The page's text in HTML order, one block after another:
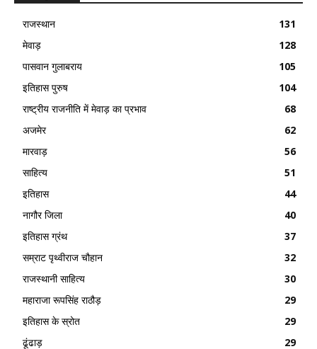
राजस्थान
131
मेवाड़
128
पासवान गुलाबराय
105
इतिहास पुरुष
104
राष्ट्रीय राजनीति में मेवाड़ का प्रभाव
68
अजमेर
62
मारवाड़
56
साहित्य
51
इतिहास
44
नागौर जिला
40
इतिहास ग्रंथ
37
सम्राट पृथ्वीराज चौहान
32
राजस्थानी साहित्य
30
महाराजा रूपसिंह राठौड़
29
इतिहास के स्रोत
29
ढूंढाड़
29